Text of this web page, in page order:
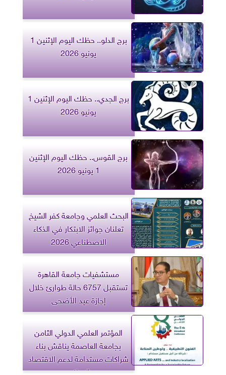
برج الدلو.. حظك اليوم الإثنين 1
يونيو 2026
برج الجدي.. حظك اليوم الإثنين 1
يونيو 2026
برج القوس.. حظك اليوم الإثنين
1 يونيو 2026
البحث العلمي وجامعة كفر الشيخ
تعلنان جوائز الابتكار في الذكاء
الاصطناعي 2026
مستشفيات جامعة القاهرة
تستقبل 6757 حالة طوارئ خلال
إجازة عيد الأضحى
المؤتمر العلمي الدولي الثامن
بجامعة العاصمة يناقش بناء
شراكات مستدامة لدعم الاقتصاد
الوطني